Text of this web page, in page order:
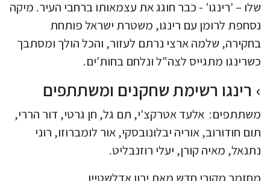
שלו – 'רינגו' - כבר חוגג את עצמאותו ברחבי העיר. מיקה
נסחפת לרומן עם רינגו, משטרת ישראל פותחת
בחקירה, שלמה ארצי נרתם לעזור, והכל הולך ומסתבך
כשרינגו מתגייס לצה"ל ונלחם בחות'ים.
רינגו רשימת שחקנים ומשתתפים
משתתפים: אלעד אטרקצ'י, תם גל, חן גרטי, דור הררי,
תום חודורוב, אוריה יבלונובסקי, אור לומברוזו, רוני
נתנאל, מאיה קורן, יעלי רוזנבליט.
מחזמר מקורי חדש מאת ירון אדלשטיין